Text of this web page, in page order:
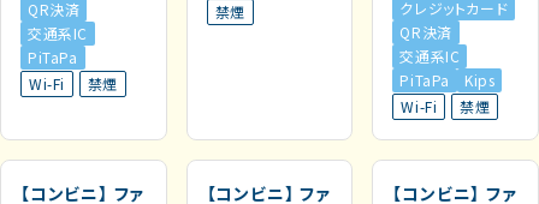
QR決済
交通系IC
PiTaPa
Wi-Fi
禁煙
禁煙
クレジットカード
QR決済
交通系IC
PiTaPa
Kips
Wi-Fi
禁煙
【コンビニ】 ファ
【コンビニ】 ファ
【コンビニ】 ファ